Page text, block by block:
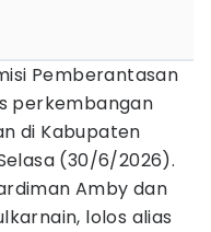
Pemberantasan
perkembangan
di Kabupaten
(30/6/2026).
Amby dan
lolos alias